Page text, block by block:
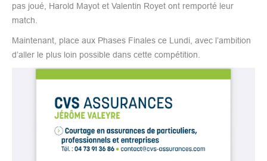
pas joué, Harold Mayot et Valentin Royet ont remporté leur
match.
Maintenant, place aux Phases Finales ce Lundi, avec l’ambition
d’aller le plus loin possible dans cette compétition.